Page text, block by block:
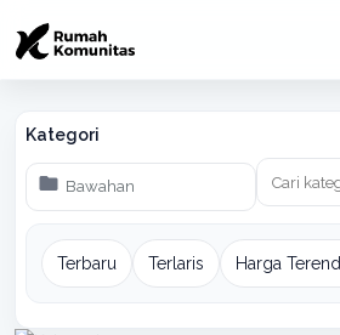
Kategori
Terbaru Terlaris Harga